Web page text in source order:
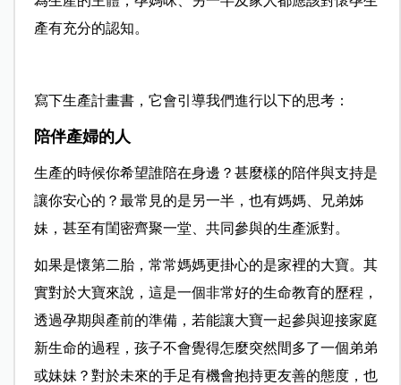
產有充分的認知。
寫下生產計畫書，它會引導我們進行以下的思考：
陪伴產婦的人
生產的時候你希望誰陪在身邊？甚麼樣的陪伴與支持是
讓你安心的？最常見的是另一半，也有媽媽、兄弟姊
妹，甚至有閨密齊聚一堂、共同參與的生產派對。
如果是懷第二胎，常常媽媽更掛心的是家裡的大寶。其
實對於大寶來說，這是一個非常好的生命教育的歷程，
透過孕期與產前的準備，若能讓大寶一起參與迎接家庭
新生命的過程，孩子不會覺得怎麼突然間多了一個弟弟
或妹妹？對於未來的手足有機會抱持更友善的態度，也